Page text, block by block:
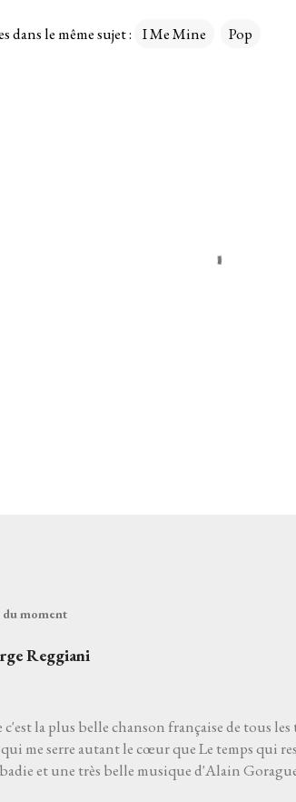
dans le même sujet : I Me Mine Pop
du moment
Reggiani
c'est la plus belle chanson française de tous
me serre autant le cœur que Le temps qui
et une très belle musique d'Alain